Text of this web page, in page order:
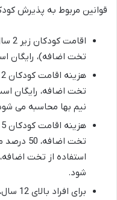
قوانین مربوط به پذیرش
تخت اضافه)، رایگان
تخت اضافه، رایگان
نیم بها محاسبه می
تخت
استفاده از تخت
شود.
برای